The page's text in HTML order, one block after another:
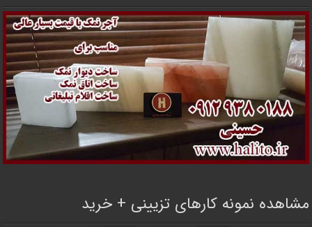
مشاهده نمونه کارهای تزیینی + خرید